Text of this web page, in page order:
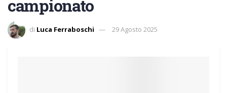
campionato
di Luca Ferraboschi 29 Agosto 2025